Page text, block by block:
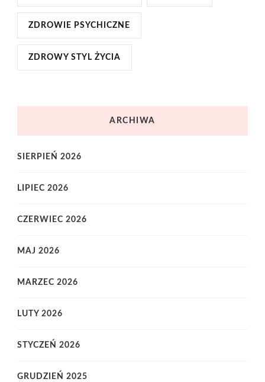
ZDROWIE PSYCHICZNE
ZDROWY STYL ŻYCIA
ARCHIWA
SIERPIEŃ 2026
LIPIEC 2026
CZERWIEC 2026
MAJ 2026
MARZEC 2026
LUTY 2026
STYCZEŃ 2026
GRUDZIEŃ 2025